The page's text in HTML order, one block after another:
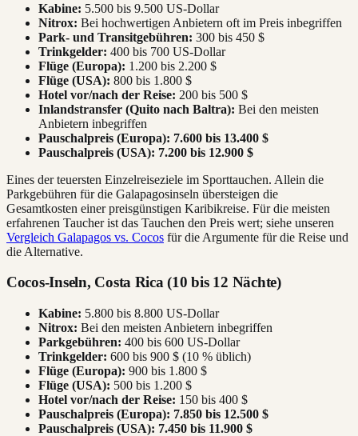
Kabine: 5.500 bis 9.500 US-Dollar
Nitrox: Bei hochwertigen Anbietern oft im Preis inbegriffen
Park- und Transitgebühren: 300 bis 450 $
Trinkgelder: 400 bis 700 US-Dollar
Flüge (Europa): 1.200 bis 2.200 $
Flüge (USA): 800 bis 1.800 $
Hotel vor/nach der Reise: 200 bis 500 $
Inlandstransfer (Quito nach Baltra): Bei den meisten
Anbietern inbegriffen
Pauschalpreis (Europa): 7.600 bis 13.400 $
Pauschalpreis (USA): 7.200 bis 12.900 $
Eines der teuersten Einzelreiseziele im Sporttauchen. Allein die
Parkgebühren für die Galapagosinseln übersteigen die
Gesamtkosten einer preisgünstigen Karibikreise. Für die meisten
erfahrenen Taucher ist das Tauchen den Preis wert; siehe unseren
Vergleich Galapagos vs. Cocos für die Argumente für die Reise und
die Alternative.
Cocos-Inseln, Costa Rica (10 bis 12 Nächte)
Kabine: 5.800 bis 8.800 US-Dollar
Nitrox: Bei den meisten Anbietern inbegriffen
Parkgebühren: 400 bis 600 US-Dollar
Trinkgelder: 600 bis 900 $ (10 % üblich)
Flüge (Europa): 900 bis 1.800 $
Flüge (USA): 500 bis 1.200 $
Hotel vor/nach der Reise: 150 bis 400 $
Pauschalpreis (Europa): 7.850 bis 12.500 $
Pauschalpreis (USA): 7.450 bis 11.900 $